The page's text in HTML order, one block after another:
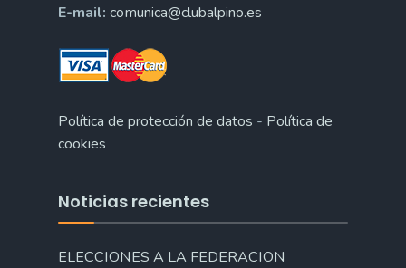
E-mail: comunica@clubalpino.es
Política de protección de datos - Política de
cookies
Noticias recientes
ELECCIONES A LA FEDERACION